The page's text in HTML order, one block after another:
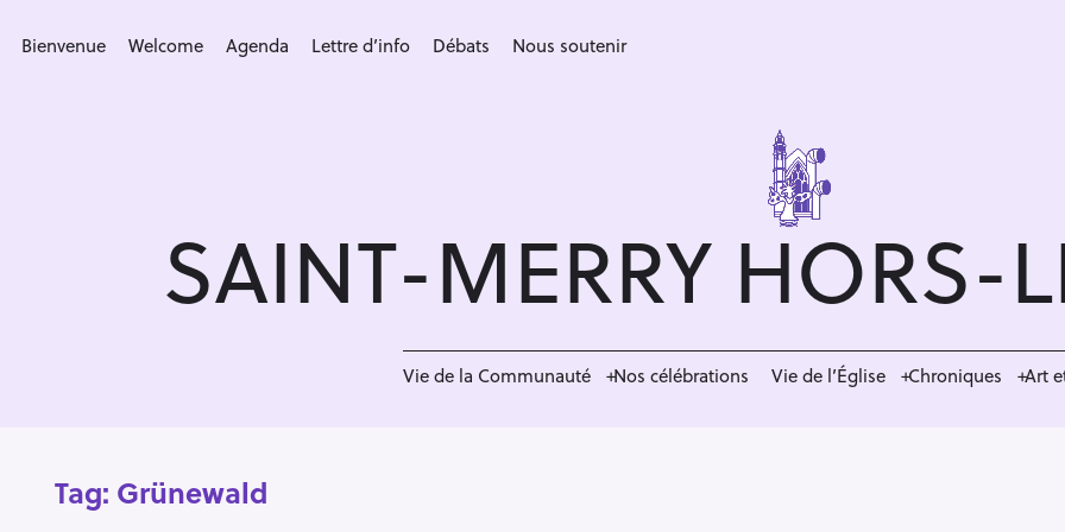
Bienvenue Welcome Agenda Lettre d’info Débats Nous soutenir
SAINT-MERRY HORS-
Vie de la Communauté Nos célébrations Vie de l’Église Chroniques Art
Tag: Grünewald